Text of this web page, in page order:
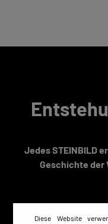
Jedes STEINBILD
Geschichte der
Diese Website